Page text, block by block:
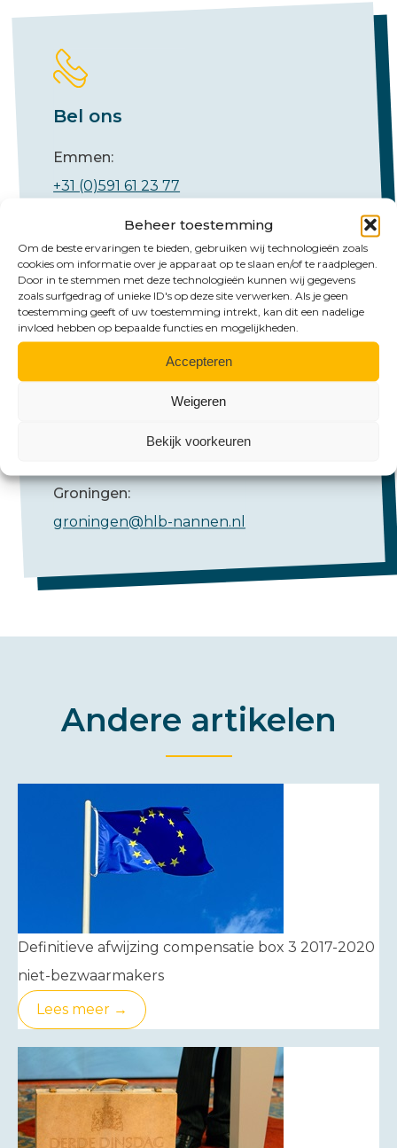
Beheer toestemming
Om de beste ervaringen te bieden, gebruiken wij technologieën zoals
cookies om informatie over je apparaat op te slaan en/of te raadplegen.
Door in te stemmen met deze technologieën kunnen wij gegevens
zoals surfgedrag of unieke ID's op deze site verwerken. Als je geen
toestemming geeft of uw toestemming intrekt, kan dit een nadelige
invloed hebben op bepaalde functies en mogelijkheden.
Accepteren
Weigeren
Bekijk voorkeuren
Bel ons
Emmen:
+31 (0)591 61 23 77
+31 (0)50 526 65 33
Groningen:
groningen@hlb-nannen.nl
Andere artikelen
Definitieve afwijzing compensatie box 3 2017-2020
niet-bezwaarmakers
Lees meer →